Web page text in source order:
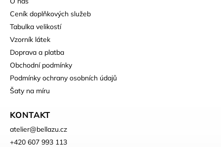
Ceník doplňkových služeb
Tabulka velikostí
Vzorník látek
Doprava a platba
Obchodní podmínky
Podmínky ochrany osobních údajů
Šaty na míru
KONTAKT
atelier@bellazu.cz
+420 607 993 113